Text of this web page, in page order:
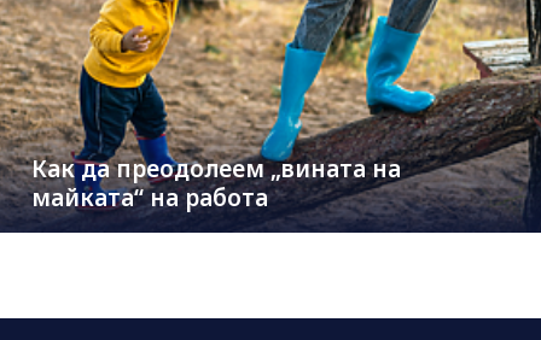
Как да преодолеем „вината на
майката“ на работа